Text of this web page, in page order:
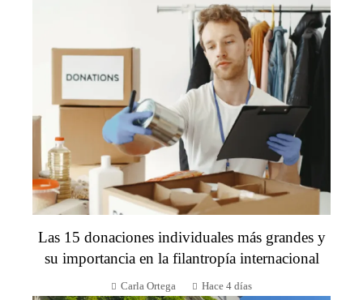
Las 15 donaciones individuales más grandes y
su importancia en la filantropía internacional
Carla Ortega Hace 4 días